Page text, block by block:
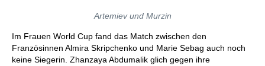
Artemiev und Murzin
Im Frauen World Cup fand das Match zwischen den
Französinnen Almira Skripchenko und Marie Sebag auch noch
keine Siegerin. Zhanzaya Abdumalik glich gegen ihre